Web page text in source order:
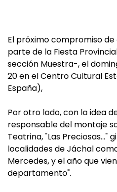
El próximo compromiso
parte de la Fiesta
sección Muestra-, el
20 en el Centro Cultural
España),
Por otro lado, con la idea
responsable del montaje
Teatrina, "Las Preciosas…"
localidades de Jáchal
Mercedes, y el año que
departamento".